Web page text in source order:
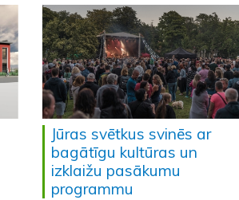
Jūras svētkus svinēs ar
bagātīgu kultūras un
izklaižu pasākumu
programmu